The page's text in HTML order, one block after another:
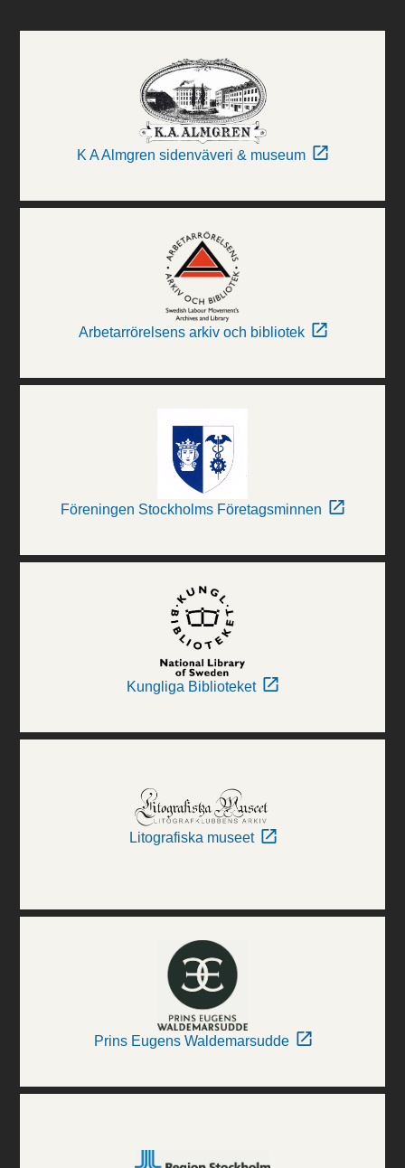
K A Almgren sidenväveri & museum
Arbetarrörelsens arkiv och bibliotek
Föreningen Stockholms Företagsminnen
Kungliga Biblioteket
Litografiska museet
Prins Eugens Waldemarsudde